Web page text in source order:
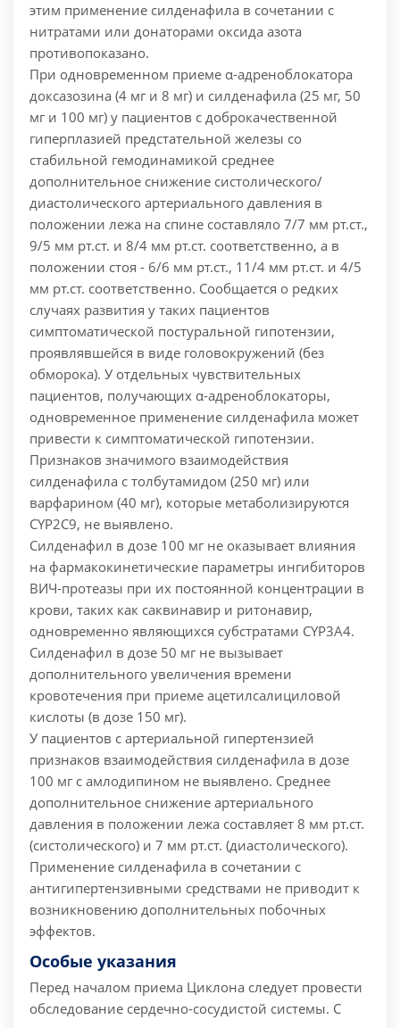
этим применение силденафила в сочетании с
нитратами или донаторами оксида азота
противопоказано.
При одновременном приеме α-адреноблокатора
доксазозина (4 мг и 8 мг) и силденафила (25 мг, 50
мг и 100 мг) у пациентов с доброкачественной
гиперплазией предстательной железы со
стабильной гемодинамикой среднее
дополнительное снижение систолического/
диастолического артериального давления в
положении лежа на спине составляло 7/7 мм pт.cт.,
9/5 мм рт.ст. и 8/4 мм рт.cт. соответственно, а в
положении стоя - 6/6 мм pт.cт., 11/4 мм pт.cт. и 4/5
мм рт.ст. соответственно. Сообщается о редких
случаях развития у таких пациентов
симптоматической постуральной гипотензии,
проявлявшейся в виде головокружений (без
обморока). У отдельных чувствительных
пациентов, получающих α-адреноблокаторы,
одновременное применение силденафила может
привести к симптоматической гипотензии.
Признаков значимого взаимодействия
силденафила с толбутамидом (250 мг) или
варфарином (40 мг), которые метаболизируются
CYP2С9, не выявлено.
Силденафил в дозе 100 мг не оказывает влияния
на фармакокинетические параметры ингибиторов
ВИЧ-протеазы при их постоянной концентрации в
крови, таких как саквинавир и ритонавир,
одновременно являющихся субстратами CYP3A4.
Силденафил в дозе 50 мг не вызывает
дополнительного увеличения времени
кровотечения при приеме ацетилсалициловой
кислоты (в дозе 150 мг).
У пациентов с артериальной гипертензией
признаков взаимодействия силденафила в дозе
100 мг с амлодипином не выявлено. Среднее
дополнительное снижение артериального
давления в положении лежа составляет 8 мм рт.ст.
(систолического) и 7 мм рт.ст. (диастолического).
Применение силденафила в сочетании с
антигипертензивными средствами не приводит к
возникновению дополнительных побочных
эффектов.
Особые указания
Перед началом приема Циклона следует провести
обследование сердечно-сосудистой системы. С